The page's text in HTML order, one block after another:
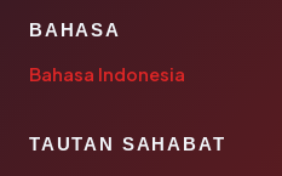
BAHASA
Bahasa Indonesia
TAUTAN SAHABAT